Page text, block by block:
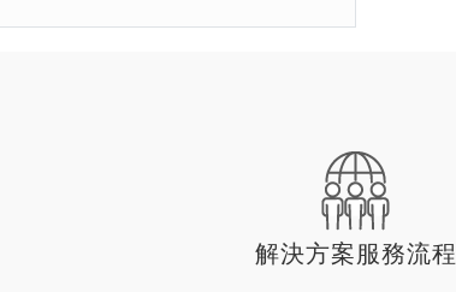
解決方案服務流程